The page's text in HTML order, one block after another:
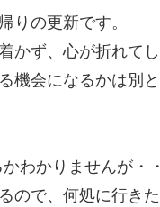
りの更新です。
かず、心が折れてし
機会になるかは別
わかりませんが・
ので、何処に行き